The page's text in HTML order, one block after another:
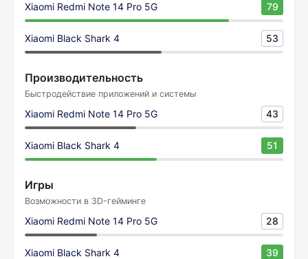
Xiaomi Redmi Note 14 Pro 5G 79
Xiaomi Black Shark 4 53
Производительность
Быстродействие приложений и системы
Xiaomi Redmi Note 14 Pro 5G 43
Xiaomi Black Shark 4 51
Игры
Возможности в 3D-гейминге
Xiaomi Redmi Note 14 Pro 5G 28
Xiaomi Black Shark 4 39